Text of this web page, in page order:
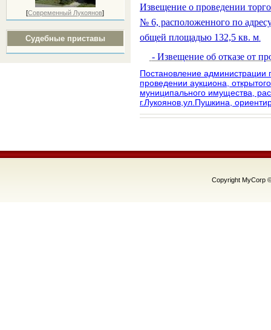
[Современный Лукоянов]
Судебные приставы
Извещение о проведении
№ 6, расположенного по
общей площадью 132,5 кв. м.
- Извещение об отказе от
Постановление
проведении аукциона,
муниципального имущества,
г.Лукоянов,ул.Пушкина,
Copyright MyCorp